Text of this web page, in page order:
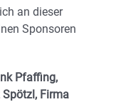
an dieser
Sponsoren
Pfaffing,
Spötzl, Firma